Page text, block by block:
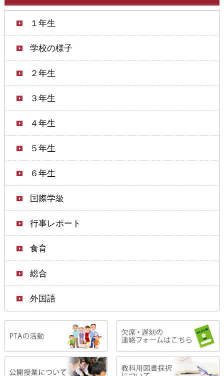
１年生
学校の様子
２年生
３年生
４年生
５年生
６年生
国際学級
行事レポート
食育
総合
外国語